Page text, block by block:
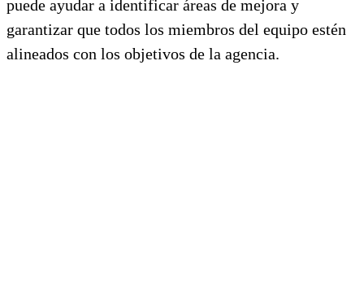
puede ayudar a identificar áreas de mejora y
garantizar que todos los miembros del equipo estén
alineados con los objetivos de la agencia.